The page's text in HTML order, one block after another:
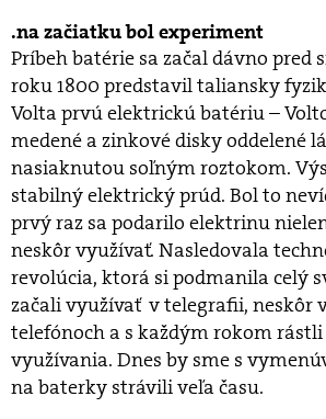
na začiatku bol experiment
Príbeh batérie sa začal dávno pred
roku 1800 predstavil taliansky
Volta prvú elektrickú batériu –
medené a zinkové disky oddelené
nasiaknutou soľným roztokom.
stabilný elektrický prúd. Bol to
prvý raz sa podarilo elektrinu
neskôr využívať. Nasledovala
revolúcia, ktorá si podmanila celý
začali využívať v telegrafii, neskôr
telefónoch a s každým rokom
využívania. Dnes by sme s
na baterky strávili veľa času.